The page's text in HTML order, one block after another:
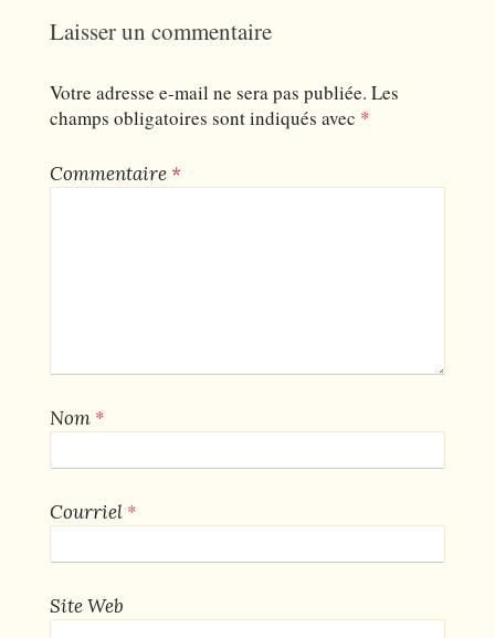
Laisser un commentaire
Votre adresse e-mail ne sera pas publiée. Les
champs obligatoires sont indiqués avec *
Commentaire *
Nom *
Courriel *
Site Web